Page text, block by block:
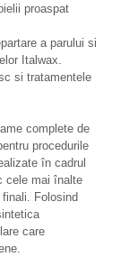
proaspat
a parului si
Italwax.
si tratamentele
complete de
procedurile
în cadrul
cele mai înalte
Folosind
care